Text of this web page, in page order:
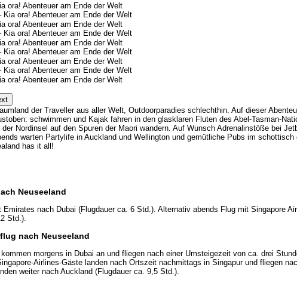
ora! Abenteuer am Ende der Welt
ora! Abenteuer am Ende der Welt
ora! Abenteuer am Ende der Welt
ora! Abenteuer am Ende der Welt
ora! Abenteuer am Ende der Welt
der Traveller aus aller Welt, Outdoorparadies schlechthin. Auf dieser
schwimmen und Kajak fahren in den glasklaren Fluten des Abel-Tasman-
Nordinsel auf den Spuren der Maori wandern. Auf Wunsch Adrenalinstöße bei
warten Partylife in Auckland und Wellington und gemütliche Pubs im schottisch
has it all!
Neuseeland
Emirates nach Dubai (Flugdauer ca. 6 Std.). Alternativ abends Flug mit Singapore
Std.).
nach Neuseeland
morgens in Dubai an und fliegen nach einer Umsteigezeit von ca. drei
Airlines-Gäste landen nach Ortszeit nachmittags in Singapur und fliegen
weiter nach Auckland (Flugdauer ca. 9,5 Std.).